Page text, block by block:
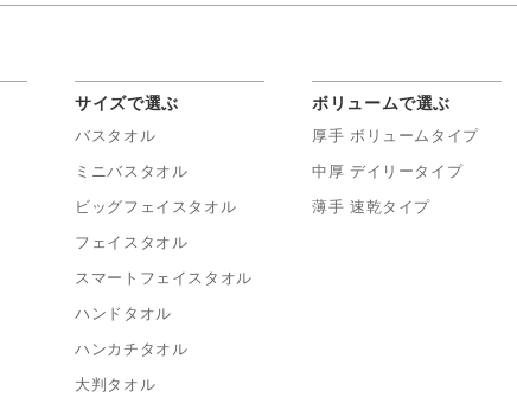
サイズで選ぶ
バスタオル
ミニバスタオル
ビッグフェイスタオル
フェイスタオル
スマートフェイスタオル
ハンドタオル
ハンカチタオル
大判タオル
ボリュームで選ぶ
厚手 ボリュームタイプ
中厚 デイリータイプ
薄手 速乾タイプ